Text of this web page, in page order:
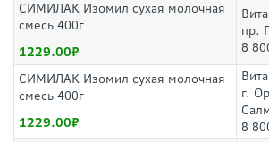
СИМИЛАК Изомил сухая молочная
смесь 400г
1229.00
пр.
8
СИМИЛАК Изомил сухая молочная
смесь 400г
1229.00
г.
8